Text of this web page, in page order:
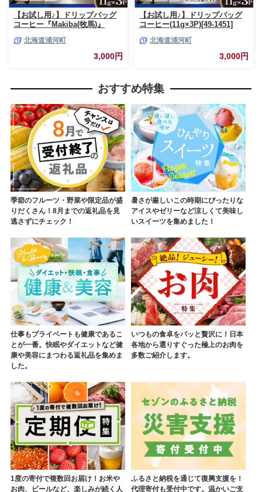
【お試し用♪】ドリップバッグ
コーヒー『Makiba(牧馬)』
北海道浦河町
3,000円
【お試し用♪】ドリップバッグ
コーヒー(11g×3P)[49-1451]
北海道浦河町
3,000円
おすすめ特集
季節のフルーツ・野菜や限定品が盛
りだくさん！8月までの返礼品を見
逃さずにチェック！
暑さが厳しいこの時期にぴったりな
アイスやゼリーなど涼しくて美味し
いスイーツを集めました！
仕事もプライベートも健康であるこ
とが一番。快眠やダイエットなど健
康や美容にまつわる返礼品を集めま
した。
いつもの食卓をパッと贅沢に！日本
各地から選りすぐった極上のお肉を
多数ご紹介します。
1度の寄付で複数回お届け！お米や
お肉、ビールなど、楽しみが続く人
ふるさと納税を通じて復興支援を！
代理寄付も受付中です。温かいご支